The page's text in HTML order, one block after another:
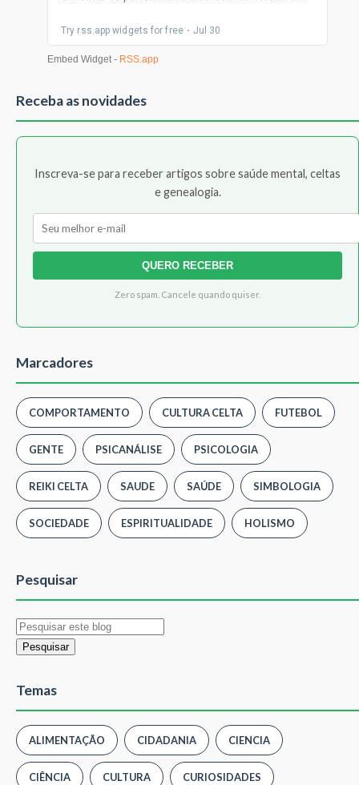
Receba as novidades
Inscreva-se para receber artigos sobre saúde mental, celtas
e genealogia.
QUERO RECEBER
Zero spam. Cancele quando quiser.
Marcadores
COMPORTAMENTO CULTURA CELTA FUTEBOL
GENTE PSICANÁLISE PSICOLOGIA
REIKI CELTA SAUDE SAÚDE SIMBOLOGIA
SOCIEDADE ESPIRITUALIDADE HOLISMO
Pesquisar
Temas
ALIMENTAÇÃO CIDADANIA CIENCIA
CIÊNCIA CULTURA CURIOSIDADES